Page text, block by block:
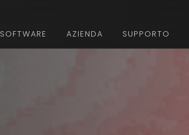
SOFTWARE AZIENDA SUPPORTO